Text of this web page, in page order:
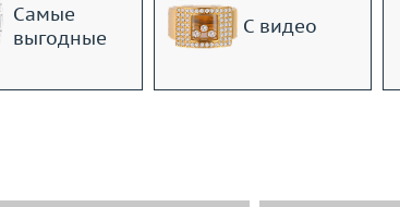
Самые
выгодные
С видео